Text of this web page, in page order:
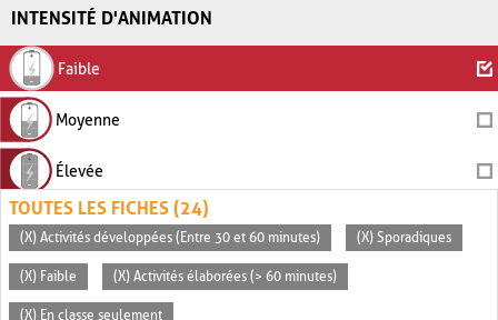
INTENSITÉ D'ANIMATION
Faible
Moyenne
Élevée
TOUTES LES FICHES (24)
(X) Activités développées (Entre 30 et 60 minutes) (X) Sporadiques
(X) Faible (X) Activités élaborées (> 60 minutes)
(X) En classe seulement